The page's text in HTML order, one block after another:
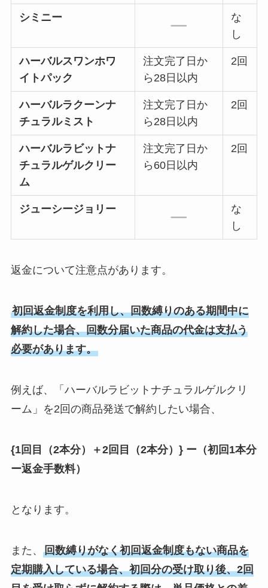
シミニー
な
し
ハーバルスワンホワ
イトパック
注文完了日か
ら28日以内
2回
ハーバルラクーンナ
チュラルミスト
注文完了日か
ら28日以内
2回
ハーバルラビットナ
チュラルゲルクリー
ム
注文完了日か
ら60日以内
2回
ジューシージョリー
な
し
返金について注意点があります。
初回返金制度を利用し、回数縛りのある期間中に
解約した場合、回数分届いた商品の代金は支払う
必要があります。
例えば、「ハーバルラビットナチュラルゲルクリ
ーム」を2回の商品発送で解約したい場合、
{1回目（2本分）＋2回目（2本分）} ー（初回1本分
ー返金手数料）
となります。
また、 回数縛りがなく初回返金制度もない商品を
定期購入している場合、初回分の受け取り後、2回